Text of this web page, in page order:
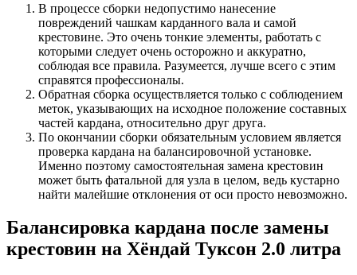
В процессе сборки недопустимо нанесение
повреждений чашкам карданного вала и самой
крестовине. Это очень тонкие элементы, работать с
которыми следует очень осторожно и аккуратно,
соблюдая все правила. Разумеется, лучше всего с этим
справятся профессионалы.
Обратная сборка осуществляется только с соблюдением
меток, указывающих на исходное положение составных
частей кардана, относительно друг друга.
По окончании сборки обязательным условием является
проверка кардана на балансировочной установке.
Именно поэтому самостоятельная замена крестовин
может быть фатальной для узла в целом, ведь кустарно
найти малейшие отклонения от оси просто невозможно.
Балансировка кардана после замены
крестовин на Хёндай Туксон 2.0 литра